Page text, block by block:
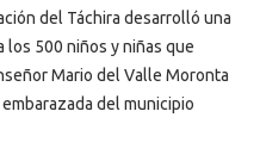
del Táchira desarrolló una
los 500 niños y niñas que
Mario del Valle Moronta
del municipio